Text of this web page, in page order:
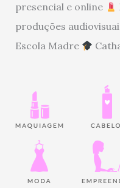
presencial e online
produções
Escola Madre